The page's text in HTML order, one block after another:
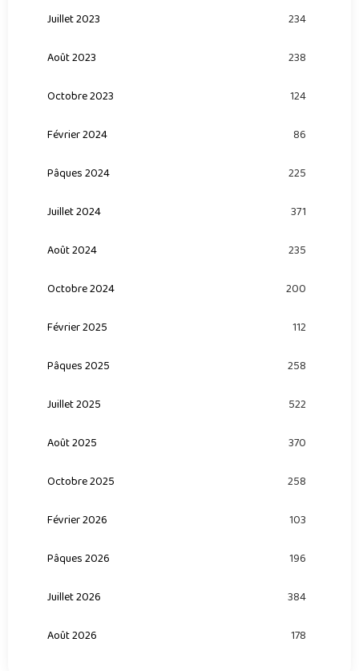
Juillet 2023 234
Août 2023 238
Octobre 2023 124
Février 2024 86
Pâques 2024 225
Juillet 2024 371
Août 2024 235
Octobre 2024 200
Février 2025 112
Pâques 2025 258
Juillet 2025 522
Août 2025 370
Octobre 2025 258
Février 2026 103
Pâques 2026 196
Juillet 2026 384
Août 2026 178